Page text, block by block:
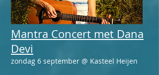
Mantra Concert met Dana
Devi
zondag 6 september @ Kasteel Heijen